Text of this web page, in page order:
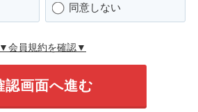
同意しない
▼会員規約を確認▼